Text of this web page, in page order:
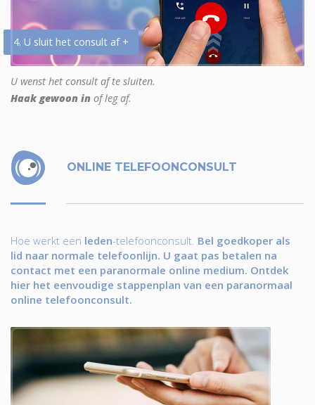
4. U sluit het consult af +
U wenst het consult af te sluiten.
Haak gewoon in of leg af.
ONLINE TELEFOONCONSULT
Hoe werkt een leden-telefoonconsult. Bel goedkoper als
lid naar normale telefoonlijn. U gaat pas betalen na
contact met een paranormale online medium. Ontdek
hier het eenvoudige stappenplan van een paranormaal
online telefoonconsult.